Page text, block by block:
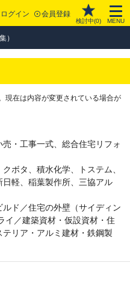
ログイン 会員登録
検討中(0) MENU
）
現在は内容が変更されている場合が
・工事一式、総合住宅リフォ
ボタ、積水化学、トステム、
日軽、稲葉製作所、三協アル
ルド／住宅の外壁（サイディン
イ／建築資材・仮設資材・住
リア・アルミ建材・鉄鋼製